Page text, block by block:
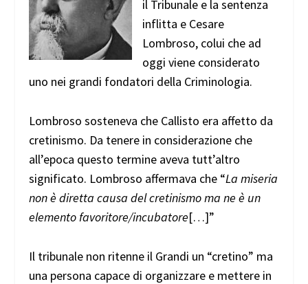
il Tribunale e la sentenza
inflitta e Cesare
Lombroso, colui che ad
oggi viene considerato
uno nei grandi fondatori della Criminologia.
Lombroso sosteneva che Callisto era affetto da
cretinismo. Da tenere in considerazione che
all’epoca questo termine aveva tutt’altro
significato. Lombroso affermava che “La miseria
non è diretta causa del cretinismo ma ne è un
elemento favoritore/incubatore[…]”
Il tribunale non ritenne il Grandi un “cretino” ma
una persona capace di organizzare e mettere in